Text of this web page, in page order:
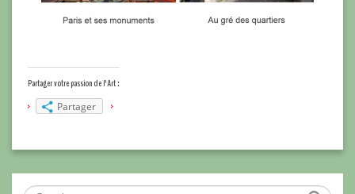
Partager votre passion de l'Art :
Partager